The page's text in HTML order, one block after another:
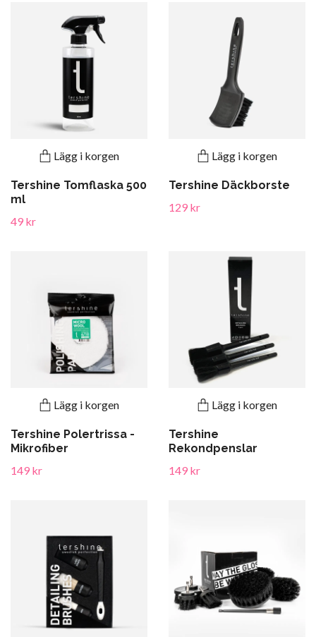
Lägg i korgen
Tershine Tomflaska 500
ml
49 kr
Lägg i korgen
Tershine Däckborste
129 kr
Lägg i korgen
Tershine Polertrissa -
Mikrofiber
149 kr
Lägg i korgen
Tershine
Rekondpenslar
149 kr